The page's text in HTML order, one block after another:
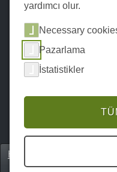
Home
P0024EA01539
yardımcı olur.
Necessary
Pazarlama
İstatistikler